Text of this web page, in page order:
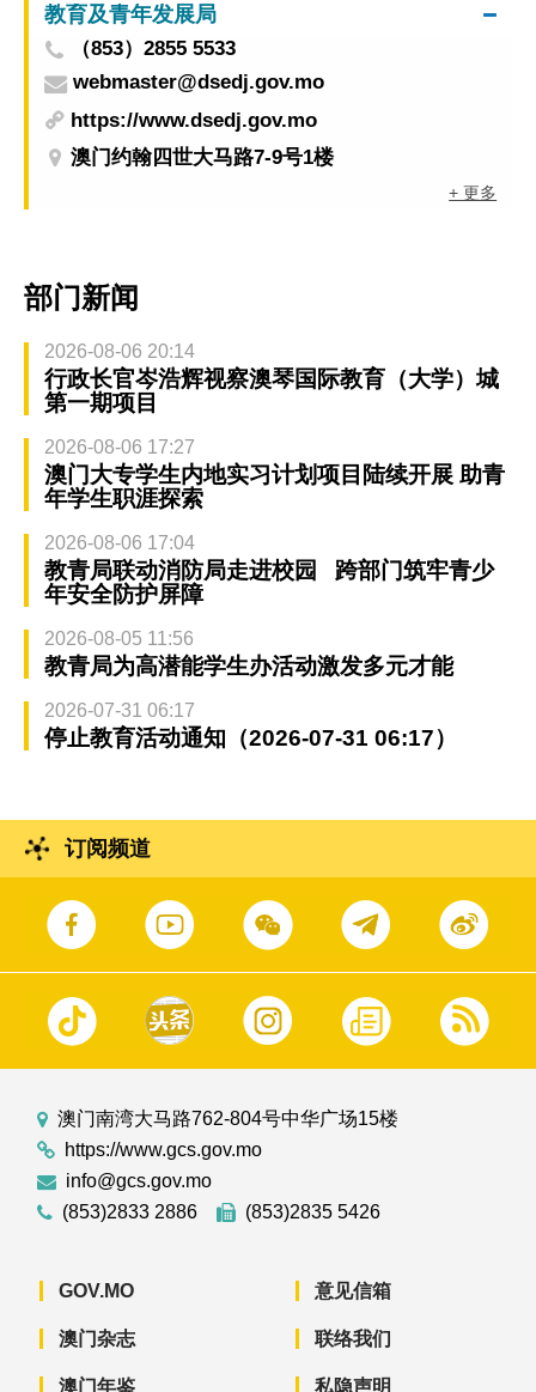
教育及青年发展局
（853）2855 5533
webmaster@dsedj.gov.mo
https://www.dsedj.gov.mo
澳门约翰四世大马路7-9号1楼
+ 更多
部门新闻
2026-08-06 20:14
行政长官岑浩辉视察澳琴国际教育（大学）城
第一期项目
2026-08-06 17:27
澳门大专学生内地实习计划项目陆续开展 助青
年学生职涯探索
2026-08-06 17:04
教青局联动消防局走进校园 跨部门筑牢青少
年安全防护屏障
2026-08-05 11:56
教青局为高潜能学生办活动激发多元才能
2026-07-31 06:17
停止教育活动通知（2026-07-31 06:17）
订阅频道
澳门南湾大马路762-804号中华广场15楼
https://www.gcs.gov.mo
info@gcs.gov.mo
(853)2833 2886
(853)2835 5426
GOV.MO
澳门杂志
澳门年鉴
意见信箱
联络我们
私隐声明